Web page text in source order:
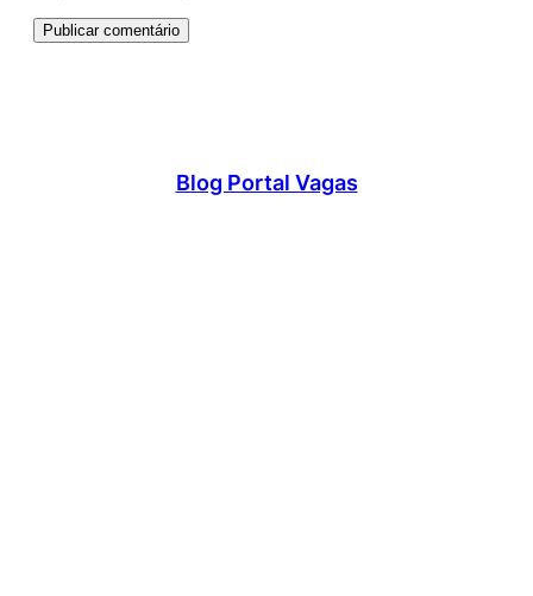
Blog Portal Vagas